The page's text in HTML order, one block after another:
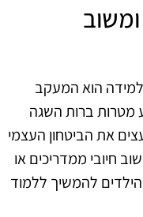
הוא המעקב
מטרות ברות השגה
את הביטחון העצמי
חיובי ממדריכים או
להמשיך ללמוד